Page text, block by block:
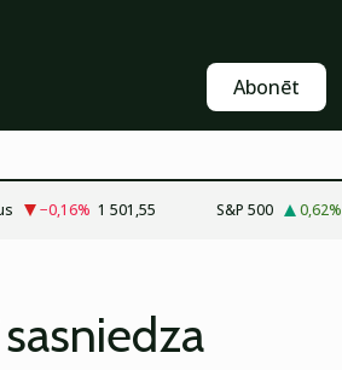
Abonēt
−0,16% 1 501,55 S&P 500 0,62%